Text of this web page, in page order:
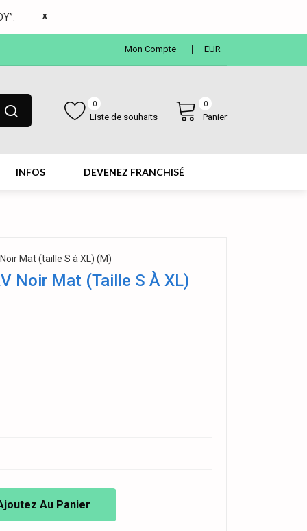
x
Mon Compte EUR
Liste de souhaits
0 0
Panier
INFOS DEVENEZ FRANCHISÉ
Mat (taille S à XL) (M)
Noir Mat (taille S À XL)
Au Panier